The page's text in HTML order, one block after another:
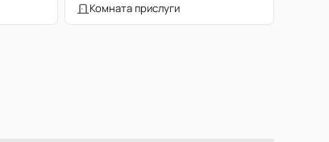
Комната прислуги